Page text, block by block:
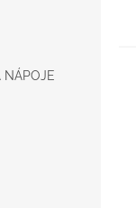
NÁPOJE